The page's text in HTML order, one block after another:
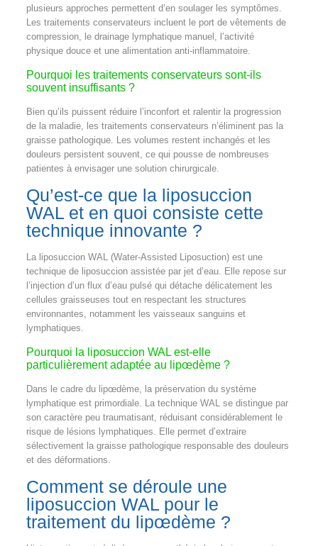
plusieurs approches permettent d’en soulager les symptômes.
Les traitements conservateurs incluent le port de vêtements de
compression, le drainage lymphatique manuel, l’activité
physique douce et une alimentation anti-inflammatoire.
Pourquoi les traitements conservateurs sont-ils
souvent insuffisants ?
Bien qu’ils puissent réduire l’inconfort et ralentir la progression
de la maladie, les traitements conservateurs n’éliminent pas la
graisse pathologique. Les volumes restent inchangés et les
douleurs persistent souvent, ce qui pousse de nombreuses
patientes à envisager une solution chirurgicale.
Qu’est-ce que la liposuccion
WAL et en quoi consiste cette
technique innovante ?
La liposuccion WAL (Water-Assisted Liposuction) est une
technique de liposuccion assistée par jet d’eau. Elle repose sur
l’injection d’un flux d’eau pulsé qui détache délicatement les
cellules graisseuses tout en respectant les structures
environnantes, notamment les vaisseaux sanguins et
lymphatiques.
Pourquoi la liposuccion WAL est-elle
particulièrement adaptée au lipœdème ?
Dans le cadre du lipœdème, la préservation du système
lymphatique est primordiale. La technique WAL se distingue par
son caractère peu traumatisant, réduisant considérablement le
risque de lésions lymphatiques. Elle permet d’extraire
sélectivement la graisse pathologique responsable des douleurs
et des déformations.
Comment se déroule une
liposuccion WAL pour le
traitement du lipœdème ?